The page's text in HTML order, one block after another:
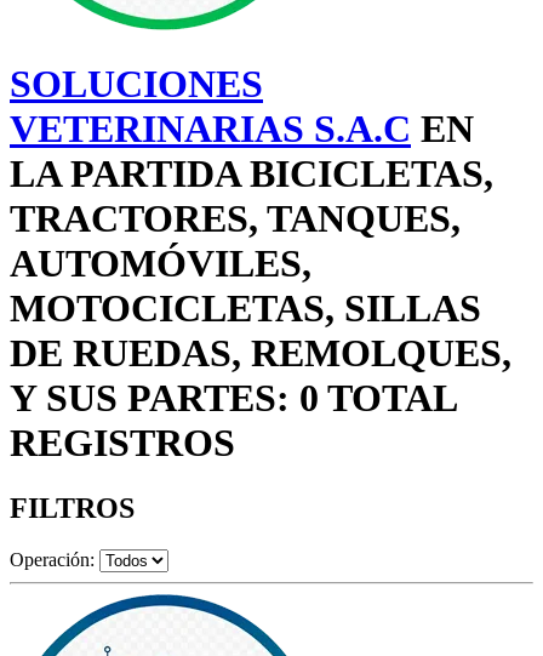
SOLUCIONES
VETERINARIAS S.A.C EN
LA PARTIDA BICICLETAS,
TRACTORES, TANQUES,
AUTOMÓVILES,
MOTOCICLETAS, SILLAS
DE RUEDAS, REMOLQUES,
Y SUS PARTES: 0 TOTAL
REGISTROS
FILTROS
Operación: